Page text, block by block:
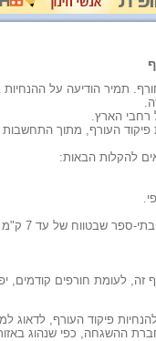
תמיר הודיעה על
רחבי הארץ.
להנחיות פיקוד העורף, מתוך
להקלות הבאות:
כמו כן,
לעומת חורפים קודמים,
כפי שנהוג באזור